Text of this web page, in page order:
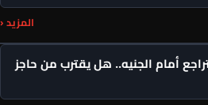
المزيد ‹
أمام الجنيه.. هل يقترب من حاجز